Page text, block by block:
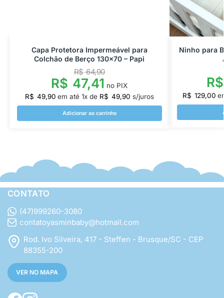
Capa Protetora Impermeável para
Colchão de Berço 130×70 – Papi
R$64,90
R$ 47,41 no PIX
R$ 49,90 em até 1x de R$ 49,90 s/juros
Adicionar ao carrinho
Ninho para
R$
R$ 129,00
CONTATO
(47)999260-3080
contatoyasminbaby@hotmail.com
Rod. Ivo Silveira, 417 - Steffen - Brusque/SC - CEP
88355-200
VER NO MAPA